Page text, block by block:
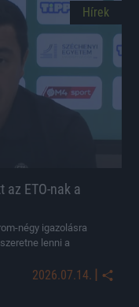
Hírek
ETO-nak a
négy igazolásra
lenni a
2026.07.14. |